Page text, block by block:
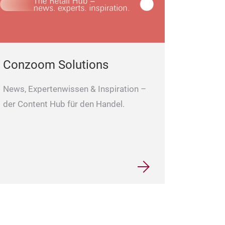
Conzoom Solutions
News, Expertenwissen & Inspiration –
der Content Hub für den Handel.